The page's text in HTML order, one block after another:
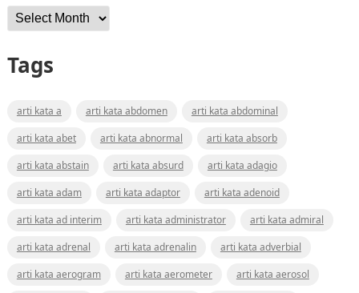
Archives
Tags
arti kata a arti kata abdomen
arti kata abdominal
arti kata abet
arti kata abnormal
arti kata absorb
arti kata abstain
arti kata absurd
arti kata adagio
arti kata adam
arti kata adaptor
arti kata adenoid
arti kata ad interim
arti kata administrator
arti kata admiral
arti kata adrenal
arti kata adrenalin
arti kata adverbial
arti kata aerogram
arti kata aerometer
arti kata aerosol